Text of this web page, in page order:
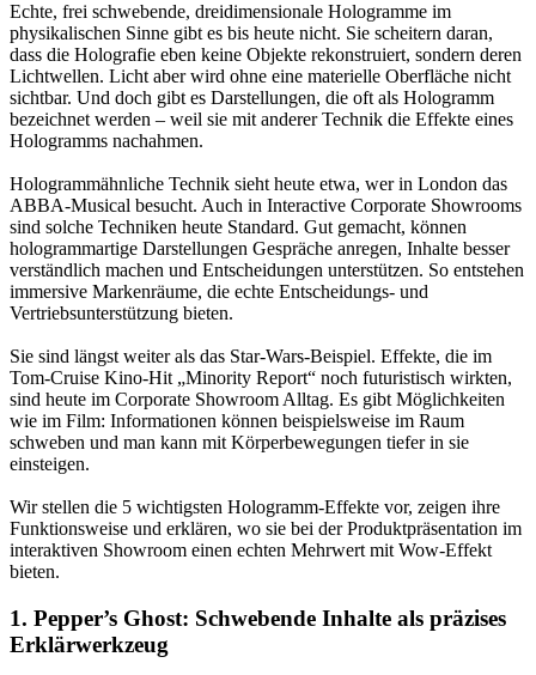
Echte, frei schwebende, dreidimensionale Hologramme im
physikalischen Sinne gibt es bis heute nicht. Sie scheitern daran,
dass die Holografie eben keine Objekte rekonstruiert, sondern deren
Lichtwellen. Licht aber wird ohne eine materielle Oberfläche nicht
sichtbar. Und doch gibt es Darstellungen, die oft als Hologramm
bezeichnet werden – weil sie mit anderer Technik die Effekte eines
Hologramms nachahmen.
Hologrammähnliche Technik sieht heute etwa, wer in London das
ABBA-Musical besucht. Auch in Interactive Corporate Showrooms
sind solche Techniken heute Standard. Gut gemacht, können
hologrammartige Darstellungen Gespräche anregen, Inhalte besser
verständlich machen und Entscheidungen unterstützen. So entstehen
immersive Markenräume, die echte Entscheidungs- und
Vertriebsunterstützung bieten.
Sie sind längst weiter als das Star-Wars-Beispiel. Effekte, die im
Tom-Cruise Kino-Hit „Minority Report“ noch futuristisch wirkten,
sind heute im Corporate Showroom Alltag. Es gibt Möglichkeiten
wie im Film: Informationen können beispielsweise im Raum
schweben und man kann mit Körperbewegungen tiefer in sie
einsteigen.
Wir stellen die 5 wichtigsten Hologramm-Effekte vor, zeigen ihre
Funktionsweise und erklären, wo sie bei der Produktpräsentation im
interaktiven Showroom einen echten Mehrwert mit Wow-Effekt
bieten.
1. Pepper’s Ghost: Schwebende Inhalte als präzises
Erklärwerkzeug